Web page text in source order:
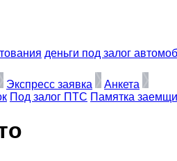
деньги под залог
Экспресс заявка
Анкета
Под залог ПТС Памятка